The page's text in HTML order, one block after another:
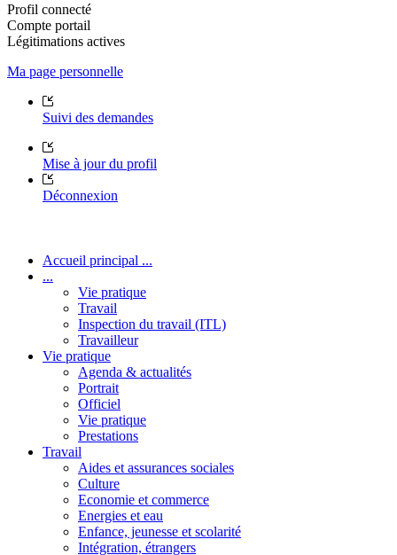
Profil connecté
Compte portail
Légitimations actives
Ma page personnelle
Suivi des demandes
Mise à jour du profil
Déconnexion
Accueil principal ...
...
Vie pratique
Travail
Inspection du travail (ITL)
Travailleur
Vie pratique
Agenda & actualités
Portrait
Officiel
Vie pratique
Prestations
Travail
Aides et assurances sociales
Culture
Economie et commerce
Energies et eau
Enfance, jeunesse et scolarité
Intégration, étrangers